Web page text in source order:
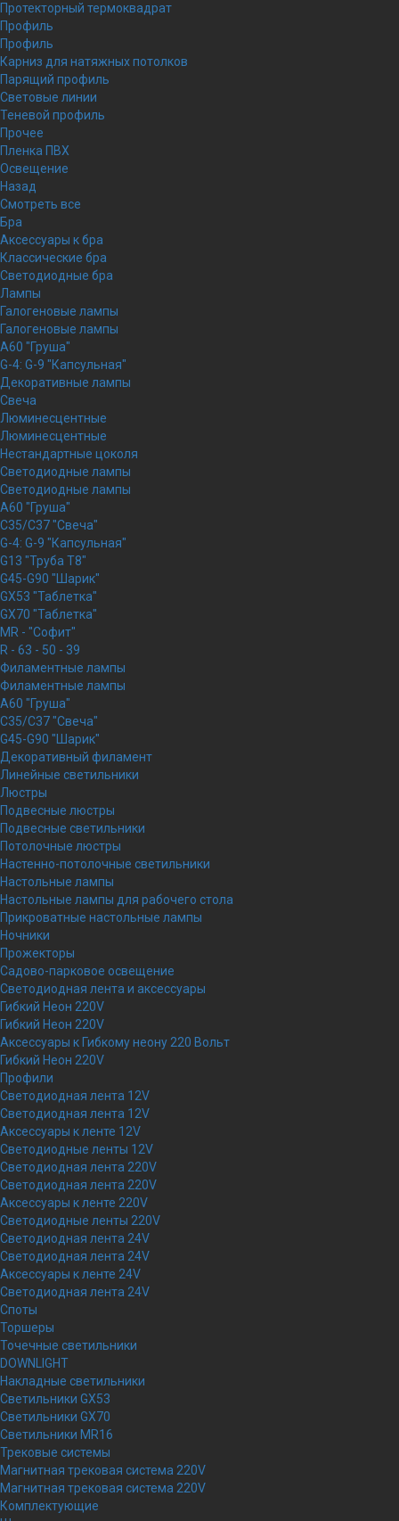
Протекторный термоквадрат
Профиль
Профиль
Карниз для натяжных потолков
Парящий профиль
Световые линии
Теневой профиль
Прочее
Пленка ПВХ
Освещение
Назад
Смотреть все
Бра
Аксессуары к бра
Классические бра
Светодиодные бра
Лампы
Галогеновые лампы
Галогеновые лампы
A60 "Груша"
G-4: G-9 "Капсульная"
Декоративные лампы
Свеча
Люминесцентные
Люминесцентные
Нестандартные цоколя
Светодиодные лампы
Светодиодные лампы
A60 "Груша"
C35/C37 "Свеча"
G-4: G-9 "Капсульная"
G13 "Труба Т8"
G45-G90 "Шарик"
GX53 "Таблетка"
GX70 "Таблетка"
MR - "Софит"
R - 63 - 50 - 39
Филаментные лампы
Филаментные лампы
A60 "Груша"
C35/C37 "Свеча"
G45-G90 "Шарик"
Декоративный филамент
Линейные светильники
Люстры
Подвесные люстры
Подвесные светильники
Потолочные люстры
Настенно-потолочные светильники
Настольные лампы
Настольные лампы для рабочего стола
Прикроватные настольные лампы
Ночники
Прожекторы
Садово-парковое освещение
Светодиодная лента и аксессуары
Гибкий Неон 220V
Гибкий Неон 220V
Аксессуары к Гибкому неону 220 Вольт
Гибкий Неон 220V
Профили
Светодиодная лента 12V
Светодиодная лента 12V
Аксессуары к ленте 12V
Светодиодные ленты 12V
Светодиодная лента 220V
Светодиодная лента 220V
Аксессуары к ленте 220V
Светодиодные ленты 220V
Светодиодная лента 24V
Светодиодная лента 24V
Аксессуары к ленте 24V
Светодиодная лента 24V
Споты
Торшеры
Точечные светильники
DOWNLIGHT
Накладные светильники
Светильники GX53
Светильники GX70
Светильники MR16
Трековые системы
Магнитная трековая система 220V
Магнитная трековая система 220V
Комплектующие